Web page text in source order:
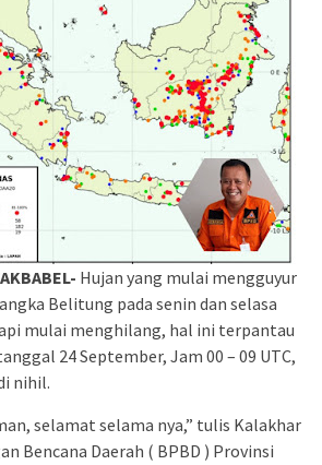
Hujan yang mulai mengguyur
Belitung pada senin dan selasa
mulai menghilang, hal ini terpantau
24 September, Jam 00 – 09 UTC,
nihil.
selamat selama nya,” tulis Kalakhar
Bencana Daerah ( BPBD ) Provinsi